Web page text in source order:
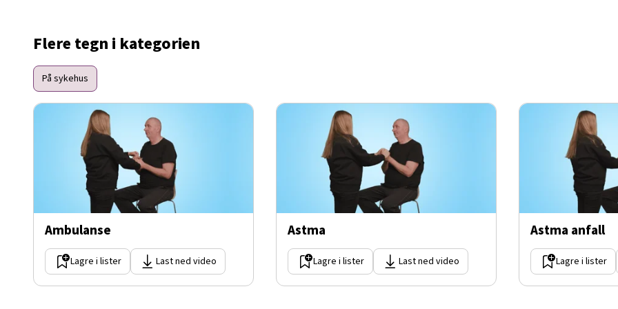
Flere tegn i kategorien
På sykehus
Ambulanse
Lagre i lister Last ned video
Astma
Lagre i lister Last ned video
Astma anfall
Lagre i lister